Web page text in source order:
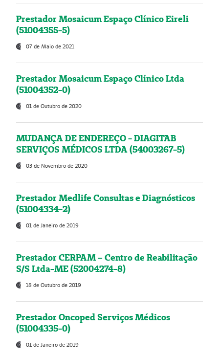
Prestador Mosaicum Espaço Clínico Eireli
(51004355-5)
07 de Maio de 2021
Prestador Mosaicum Espaço Clínico Ltda
(51004352-0)
01 de Outubro de 2020
MUDANÇA DE ENDEREÇO - DIAGITAB
SERVIÇOS MÉDICOS LTDA (54003267-5)
03 de Novembro de 2020
Prestador Medlife Consultas e Diagnósticos
(51004334-2)
01 de Janeiro de 2019
Prestador CERPAM – Centro de Reabilitação
S/S Ltda-ME (52004274-8)
18 de Outubro de 2019
Prestador Oncoped Serviços Médicos
(51004335-0)
01 de Janeiro de 2019